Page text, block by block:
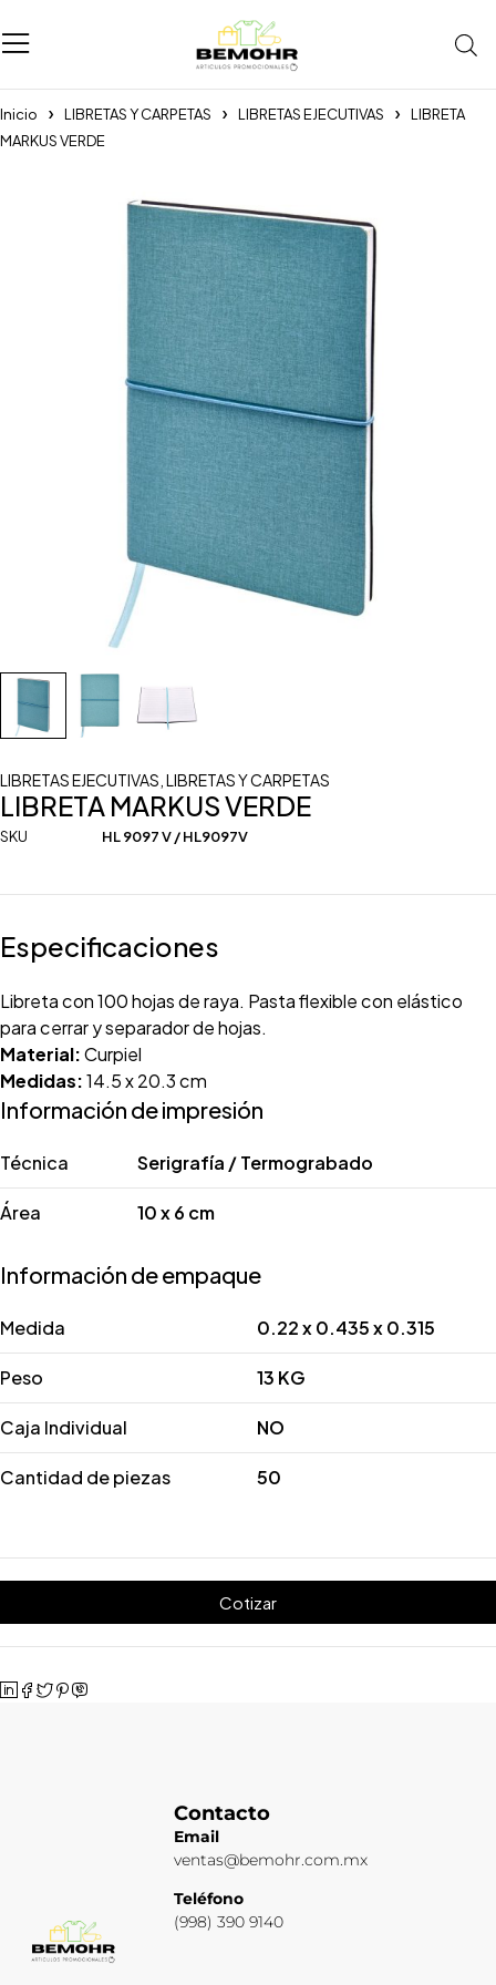
Inicio LIBRETAS Y CARPETAS LIBRETAS EJECUTIVAS
LIBRETA
MARKUS VERDE
LIBRETAS EJECUTIVAS LIBRETAS Y CARPETAS
LIBRETA MARKUS VERDE
SKU HL 9097 V / HL9097V
Especificaciones
Libreta con 100 hojas de raya. Pasta flexible con elástico
para cerrar y separador de hojas.
Material:Curpiel
Medidas:14.5 x 20.3 cm
Información de impresión
Técnica Serigrafía / Termograbado
Área 10 x 6 cm
Información de empaque
Medida 0.22 x 0.435 x 0.315
Peso 13 KG
Caja Individual NO
Cantidad de piezas 50
Cotizar
Contacto
Email
ventas@bemohr.com.mx
Teléfono
(998) 390 9140